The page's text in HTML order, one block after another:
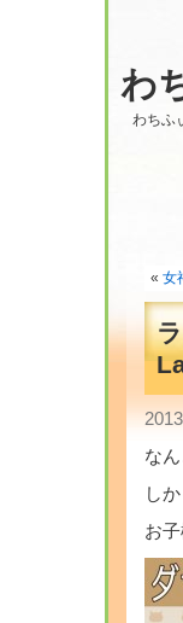
わ
わちふ
« 女
な
し
お